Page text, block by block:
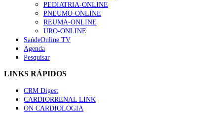
“Os programas de rastreio do cancro do pulmão são
custo-efetivos e representam um investimento
sustentável para os sistemas de saúde”
93 visualizações
Quase quatro em cada dez doentes com enfarte
87 visualizações
PEDIATRIA-ONLINE
PNEUMO-ONLINE
REUMA-ONLINE
URO-ONLINE
SaúdeOnline TV
Agenda
Pesquisar
LINKS RÁPIDOS
CRM Digest
CARDIORRENAL LINK
ON CARDIOLOGIA